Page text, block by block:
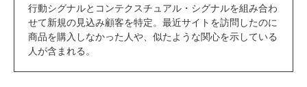
行動シグナルとコンテクスチュアル・シグナルを組み合わ
せて新規の見込み顧客を特定。最近サイトを訪問したのに
商品を購入しなかった人や、似たような関心を示している
人が含まれる。